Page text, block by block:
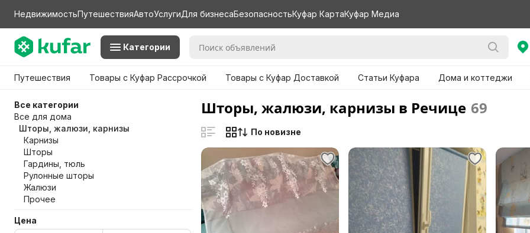
НедвижимостьПутешествияАвтоУслугиДля бизнесаБезопасностьКуфар КартаКуфар Медиа
Категории
Путешествия Товары с Куфар Рассрочкой Товары с Куфар Доставкой Статьи Куфара Дома и коттеджи
Все категории
Все для дома
Шторы, жалюзи, карнизы
Карнизы
Шторы
Гардины, тюль
Рулонные шторы
Жалюзи
Прочее
Цена
Шторы, жалюзи, карнизы в Речице 69
По новизне